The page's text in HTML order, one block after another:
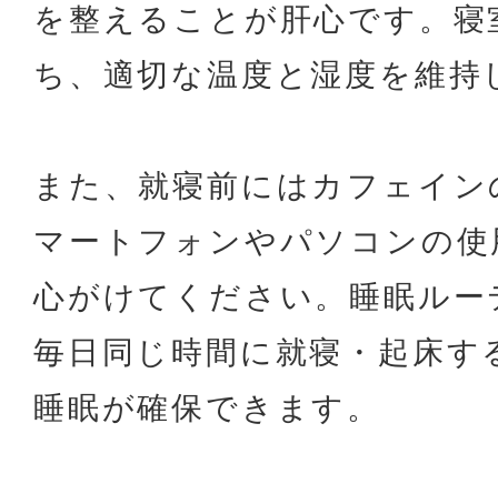
を整えることが肝心です。
ち、適切な温度と湿度を維持
また、就寝前にはカフェイ
マートフォンやパソコンの
心がけてください。睡眠ル
毎日同じ時間に就寝・起床す
睡眠が確保できます。